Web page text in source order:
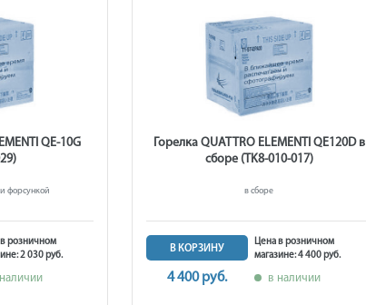
QE-10G
форсункой
розничном
2 030 руб.
Горелка QUATTRO ELEMENTI QE120D в
сборе (TK8-010-017)
в сборе
В КОРЗИНУ
4 400 руб.
Цена в розничном
магазине: 4 400 руб.
в наличии